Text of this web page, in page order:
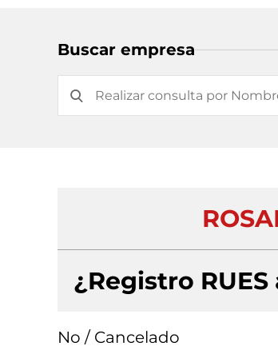
Buscar empresa
¿Registro
No / Cancelado